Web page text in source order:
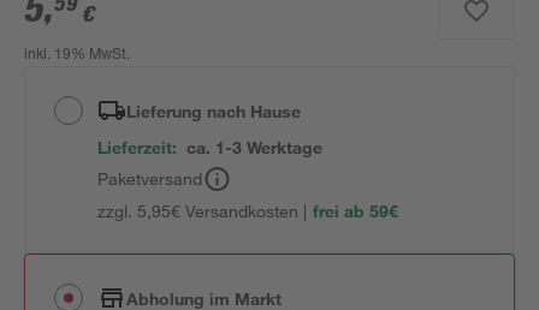
5, €
inkl. 19% MwSt.
Lieferung nach Hause
Lieferzeit: ca. 1-3 Werktage
Paketversand
zzgl. 5,95€ Versandkosten | frei ab 59€
Abholung im Markt